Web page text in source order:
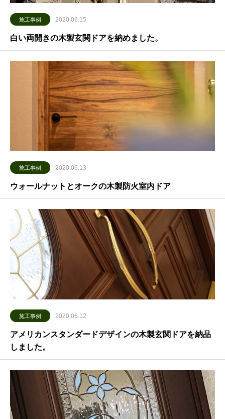
施工事例 2020.06.15
白い両開きの木製玄関ドアを納めました。
施工事例 2020.06.13
ウォールナットとオークの木製防火室内ドア
施工事例 2020.06.12
アメリカンスタンダードデザインの木製玄関ドアを納品
しました。